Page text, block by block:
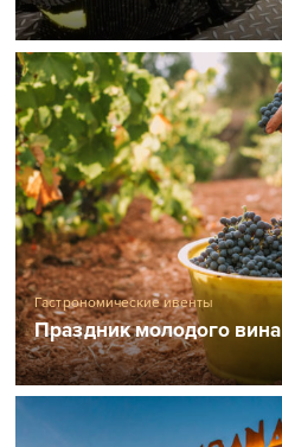
Гастрономические ивенты
Праздник молодого вина